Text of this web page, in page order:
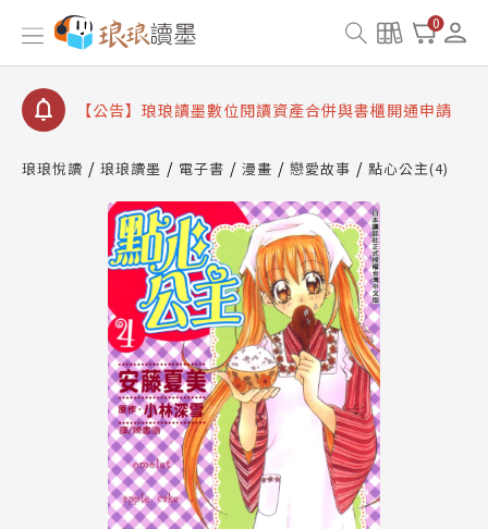
0
【公告】因 Readmoo 讀墨系統維護中，本站同步暫
停部分閱讀服務
【公告】琅琅讀墨 3 分鐘完成書櫃開通與資產合併申
請圖文教學
【公告】琅琅書店服務升級重要說明及資產合併結果
【公告】因 Readmoo 讀墨系統維護中，本站同步暫
停部分閱讀服務
琅琅悅讀 琅琅讀墨 電子書 漫畫 戀愛故事 點心公主(4)